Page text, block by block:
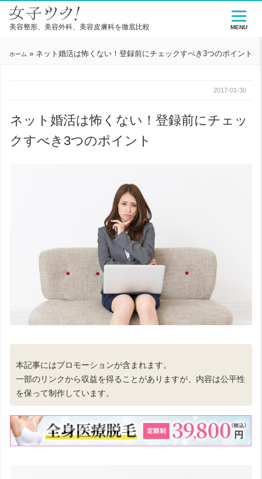
美容整形、美容外科、美容皮膚科を徹底比較
ホーム » ネット婚活は怖くない！登録前にチェックすべき3つのポイント
2017-01-30
ネット婚活は怖くない！登録前にチェッ
クすべき3つのポイント
本記事にはプロモーションが含まれます。
一部のリンクから収益を得ることがありますが、内容は公平性
を保って制作しています。
MENU